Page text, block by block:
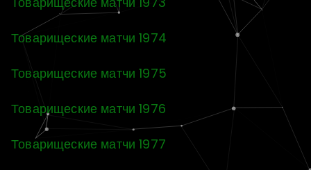
Товарищеские матчи 1974
Товарищеские матчи 1975
Товарищеские матчи 1976
Товарищеские матчи 1977